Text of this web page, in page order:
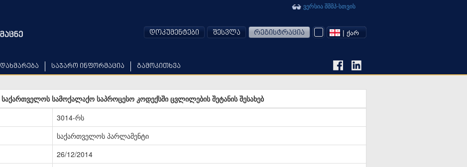
დახმარება საჯარო ინფორმაცია გამოკითხვა
ვერსია შშმპ-სთვის
დოკუმენტები შესვლა რეგისტრაცია | ᲥᲐᲠ
საქართველოს სამოქალაქო საპროცესო კოდექსში ცვლილების შეტანის შესახებ
3014-რს
საქართველოს პარლამენტი
26/12/2014